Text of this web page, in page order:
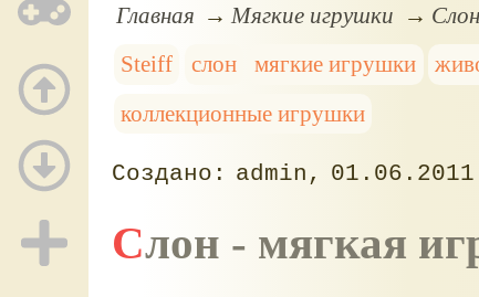
Главная Мягкие игрушки
Steiff
слон мягкие игрушки
коллекционные игрушки
admin 01.06.2011
Слон - мягкая